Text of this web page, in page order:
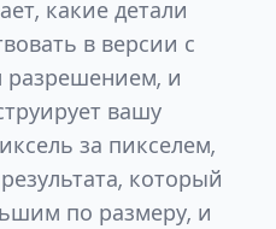
какие детали
в версии с
разрешением, и
вашу
за пикселем,
который
по размеру, и